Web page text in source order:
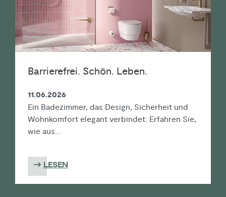
Barrierefrei. Schön. Leben.
11.06.2026
Ein Badezimmer, das Design, Sicherheit und
Wohnkomfort elegant verbindet: Erfahren Sie,
wie aus…
LESEN